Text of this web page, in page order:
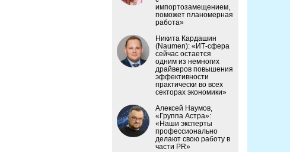
импортозамещением,
поможет планомерная
работа»
Никита Кардашин
(Naumen): «ИТ-сфера
сейчас остается
одним из немногих
драйверов повышения
эффективности
практически во всех
секторах экономики»
Алексей Наумов,
«Группа Астра»:
«Наши эксперты
профессионально
делают свою работу в
части PR»